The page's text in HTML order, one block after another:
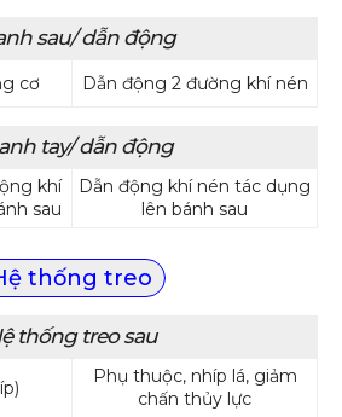
sau/ dẫn động
cơ Dẫn động 2 đường khí nén
tay/ dẫn động
khí
sau
Dẫn động khí nén tác dụng
lên bánh sau
thống treo
thống treo sau
Phụ thuộc, nhíp lá, giảm
chấn thủy lực